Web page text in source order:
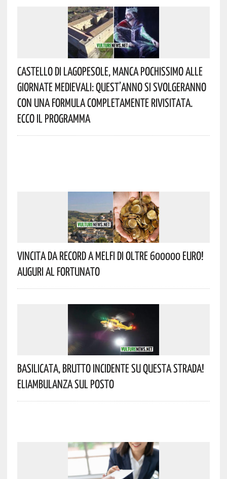
Castello Di Lagopesole, Manca Pochissimo Alle
Giornate Medievali: Quest’anno Si Svolgeranno
Con Una Formula Completamente Rivisitata.
Ecco Il Programma
Vincita Da Record A Melfi Di Oltre 600000 Euro!
Auguri Al Fortunato
Basilicata, Brutto Incidente Su Questa Strada!
Eliambulanza Sul Posto